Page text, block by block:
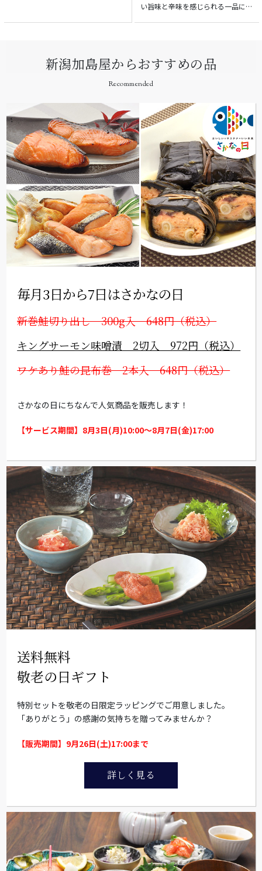
い旨味と辛味を感じられる一品にリ
新潟加島屋からおすすめの品
Recommended
毎月3日から7日はさかなの日
新巻鮭切り出し 300g入 648円（税込）
キングサーモン味噌漬 2切入 972円（税込）
ワケあり鮭の昆布巻 2本入 648円（税込）
さかなの日にちなんで人気商品を販売します！
【サービス期間】8月3日(月)10:00～8月7日(金)17:00
送料無料
敬老の日ギフト
特別セットを敬老の日限定ラッピングでご用意しました。
「ありがとう」の感謝の気持ちを贈ってみませんか？
【販売期間】9月26日(土)17:00まで
詳しく見る